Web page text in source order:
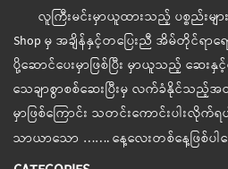
လူကြီးမင်းမှာယူထားသည့် ပစ္စည်းမျာ
Shop မှ အချိန်နှင့်တပြေးညီ အိမ်တိုင်ရာ
ပို့ဆောင်ပေးမှာဖြစ်ပြီး မှာယူသည့် ဆေးနှ
သေချာစွာစစ်ဆေးပြီးမှ လက်ခံနိုင်သည့်
မှာဖြစ်ကြောင်း သတင်းကောင်းပါးလိုက်
သာယာသော ……. နေ့လေးတစ်နေ့ဖြစ်ပါစ